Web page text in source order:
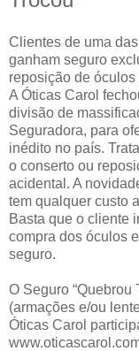
Clientes de uma
ganham seguro
reposição de óculos
A Óticas Carol
divisão de
Seguradora, para
inédito no país.
o conserto ou
acidental. A
tem qualquer custo
Basta que o cliente
compra dos óculos
seguro.
O Seguro “Quebrou
(armações e/ou
Óticas Carol